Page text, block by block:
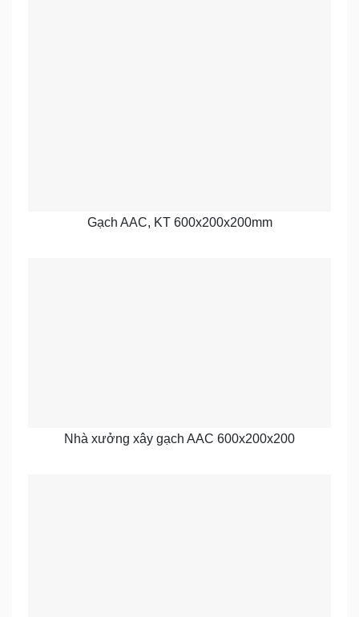
Gạch AAC, KT 600x200x200mm
Nhà xưởng xây gạch AAC 600x200x200